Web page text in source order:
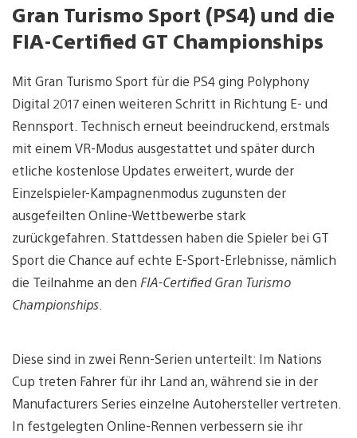
Gran Turismo Sport (PS4) und die
FIA-Certified GT Championships
Mit Gran Turismo Sport für die PS4 ging Polyphony
Digital 2017 einen weiteren Schritt in Richtung E- und
Rennsport. Technisch erneut beeindruckend, erstmals
mit einem VR-Modus ausgestattet und später durch
etliche kostenlose Updates erweitert, wurde der
Einzelspieler-Kampagnenmodus zugunsten der
ausgefeilten Online-Wettbewerbe stark
zurückgefahren. Stattdessen haben die Spieler bei GT
Sport die Chance auf echte E-Sport-Erlebnisse, nämlich
die Teilnahme an den FIA-Certified Gran Turismo
Championships
Diese sind in zwei Renn-Serien unterteilt: Im Nations
Cup treten Fahrer für ihr Land an, während sie in der
Manufacturers Series einzelne Autohersteller vertreten.
In festgelegten Online-Rennen verbessern sie ihr